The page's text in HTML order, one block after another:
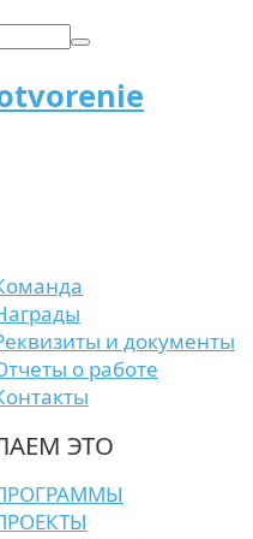
и документы
о работе
ЭТО